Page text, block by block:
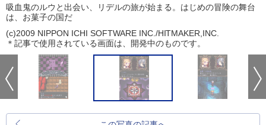
吸血鬼のルウと出会い、リデルの旅が始まる。はじめの冒険の舞台
は、お菓子の国だ
(c)2009 NIPPON ICHI SOFTWARE INC./HITMAKER,INC.
＊記事で使用されている画面は、開発中のものです。